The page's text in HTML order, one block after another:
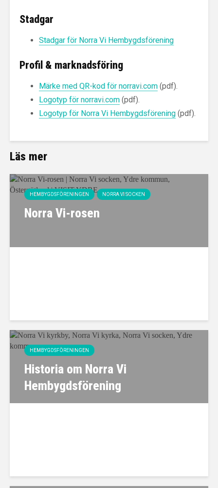
Stadgar
Stadgar för Norra Vi Hembygdsförening
Profil & marknadsföring
Märke med QR-kod för norravi.com (pdf).
Logotyp för norravi.com (pdf).
Logotyp för Norra Vi Hembygdsförening (pdf).
Läs mer
HEMBYGDSFÖRENINGEN NORRA VI SOCKEN
Norra Vi-rosen
HEMBYGDSFÖRENINGEN
Historia om Norra Vi
Hembygdsförening